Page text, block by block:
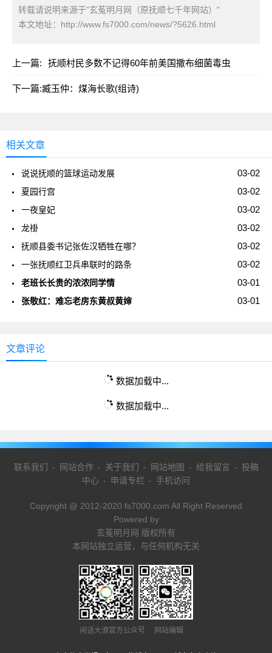
转载请说明来源于"玄菟明月网（原抚顺七千年网站）"
本文地址： http://www.fs7000.com/news/?5626.html
上一篇: 抚顺村民多数不记得60年前美国撒布细菌毒虫
下一篇:臧玉仲：煤海长歌(组诗)
相关文章
03-02
说说抚顺的篮球运动发展
03-02
夏园行宫
03-02
一夜皇妃
03-02
龙褂
03-02
抚顺县委书记张佐汉牺牲在哪？
03-02
一张抚顺红卫兵串联时的路条
03-01
老班长长贵的浓浓同学情
03-01
张敬红：难忘老房东黄叔黄婶
文章评论
数据加载中...
数据加载中...
联系我们 - 网站合作- 关于我们 - 网站地图 - 给我留言 - 投稿
中心 - 申请专栏 - 手机访问
Copyright @ 2012-2020 fs7000.com All Right Reserved
Powered by
玄菟明月网 版权所有
本网站独立运营，与任何机构无关
闲话大潦官方公众号 网站编辑